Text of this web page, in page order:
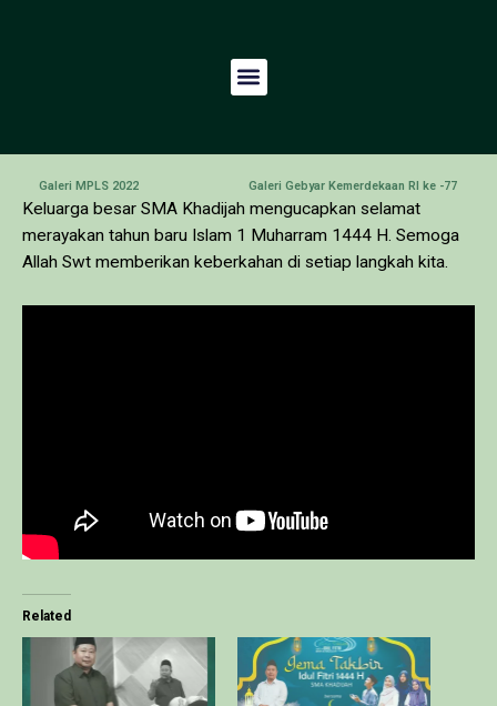
Galeri MPLS 2022 Galeri Gebyar Kemerdekaan RI ke -77
Keluarga besar SMA Khadijah mengucapkan selamat
merayakan tahun baru Islam 1 Muharram 1444 H. Semoga
Allah Swt memberikan keberkahan di setiap langkah kita.
Related